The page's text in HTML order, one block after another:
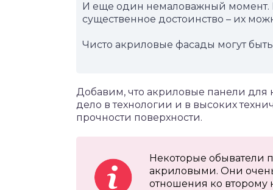
И еще один немаловажный момент.
существенное достоинство – их
Чисто акриловые фасады могут
Добавим, что акриловые панели для
дело в технологии и в высоких
прочности поверхности.
Некоторые обыватели
акриловыми. Они
отношения ко второму